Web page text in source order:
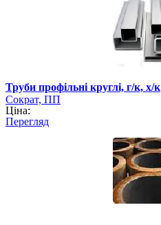
Труби профільні круглі, г/к, х/к
Сократ, ПП
Ціна:
Перегляд